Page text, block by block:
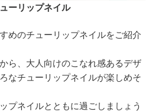
ーリップネイル
めのチューリップネイルをご紹介
ら、大人向けのこなれ感あるデザ
なチューリップネイルが楽しめそ
プネイルとともに過ごしましょう